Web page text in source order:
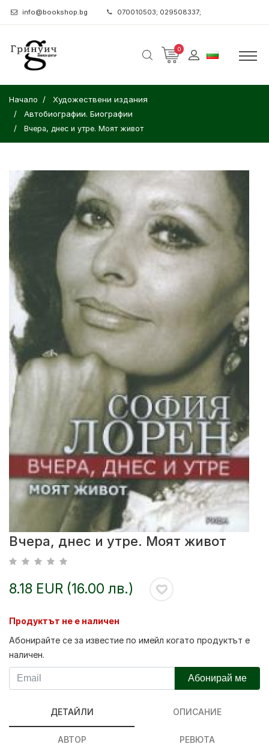
info@bookshop.bg 070010503; 029508337;
0
Начало
Художествени издания
Автобиографии. Биографии
Вчера, днес и утре. Моят живот
Вчера, днес и утре. Моят живот
8.18 EUR (16.00 лв.)
Продуктът не е наличен
Абонирайте се за известие по имейл когато продуктът е
наличен.
Абонирай ме
ДЕТАЙЛИ ОПИСАНИЕ
АВТОР РЕВЮТА